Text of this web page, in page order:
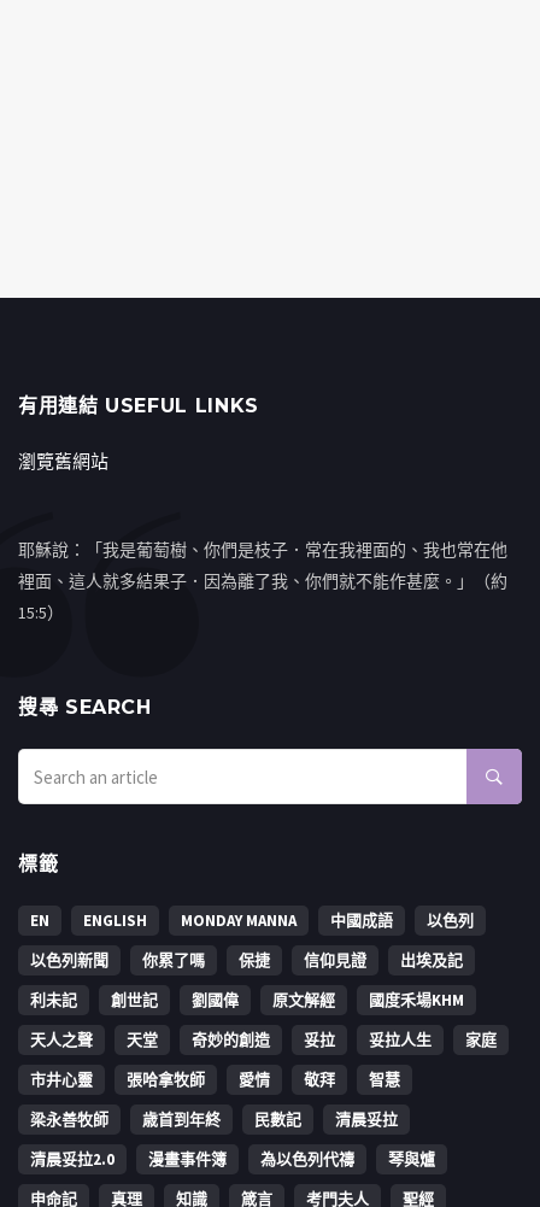
有用連結 USEFUL LINKS
瀏覽舊網站
耶穌說：「我是葡萄樹、你們是枝子．常在我裡面的、我也常在他
裡面、這人就多結果子．因為離了我、你們就不能作甚麼。」（約
15:5）
搜㝷 SEARCH
標籤
EN ENGLISH MONDAY MANNA 中國成語
以色列
以色列新聞
你累了嗎 保捷 信仰見證
出埃及記
利未記
創世記 劉國偉 原文解經
國度禾場KHM
天人之聲
天堂 奇妙的創造 妥拉 妥拉人生
家庭
市井心靈
張哈拿牧師 愛情 敬拜
智慧
梁永善牧師
歳首到年終 民數記
清晨妥拉
清晨妥拉2.0
漫畫事件簿 為以色列代禱
琴與爐
申命記
真理 知識 箴言 考門夫人 聖經